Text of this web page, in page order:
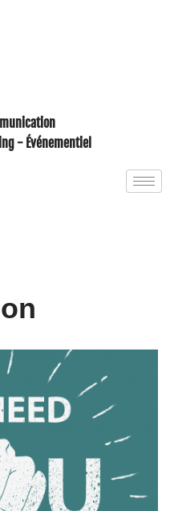
- Événementiel